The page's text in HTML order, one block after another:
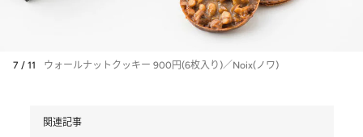
7 / 11 ウォールナットクッキー 900円(6枚入り)／Noix(ノワ)
関連記事